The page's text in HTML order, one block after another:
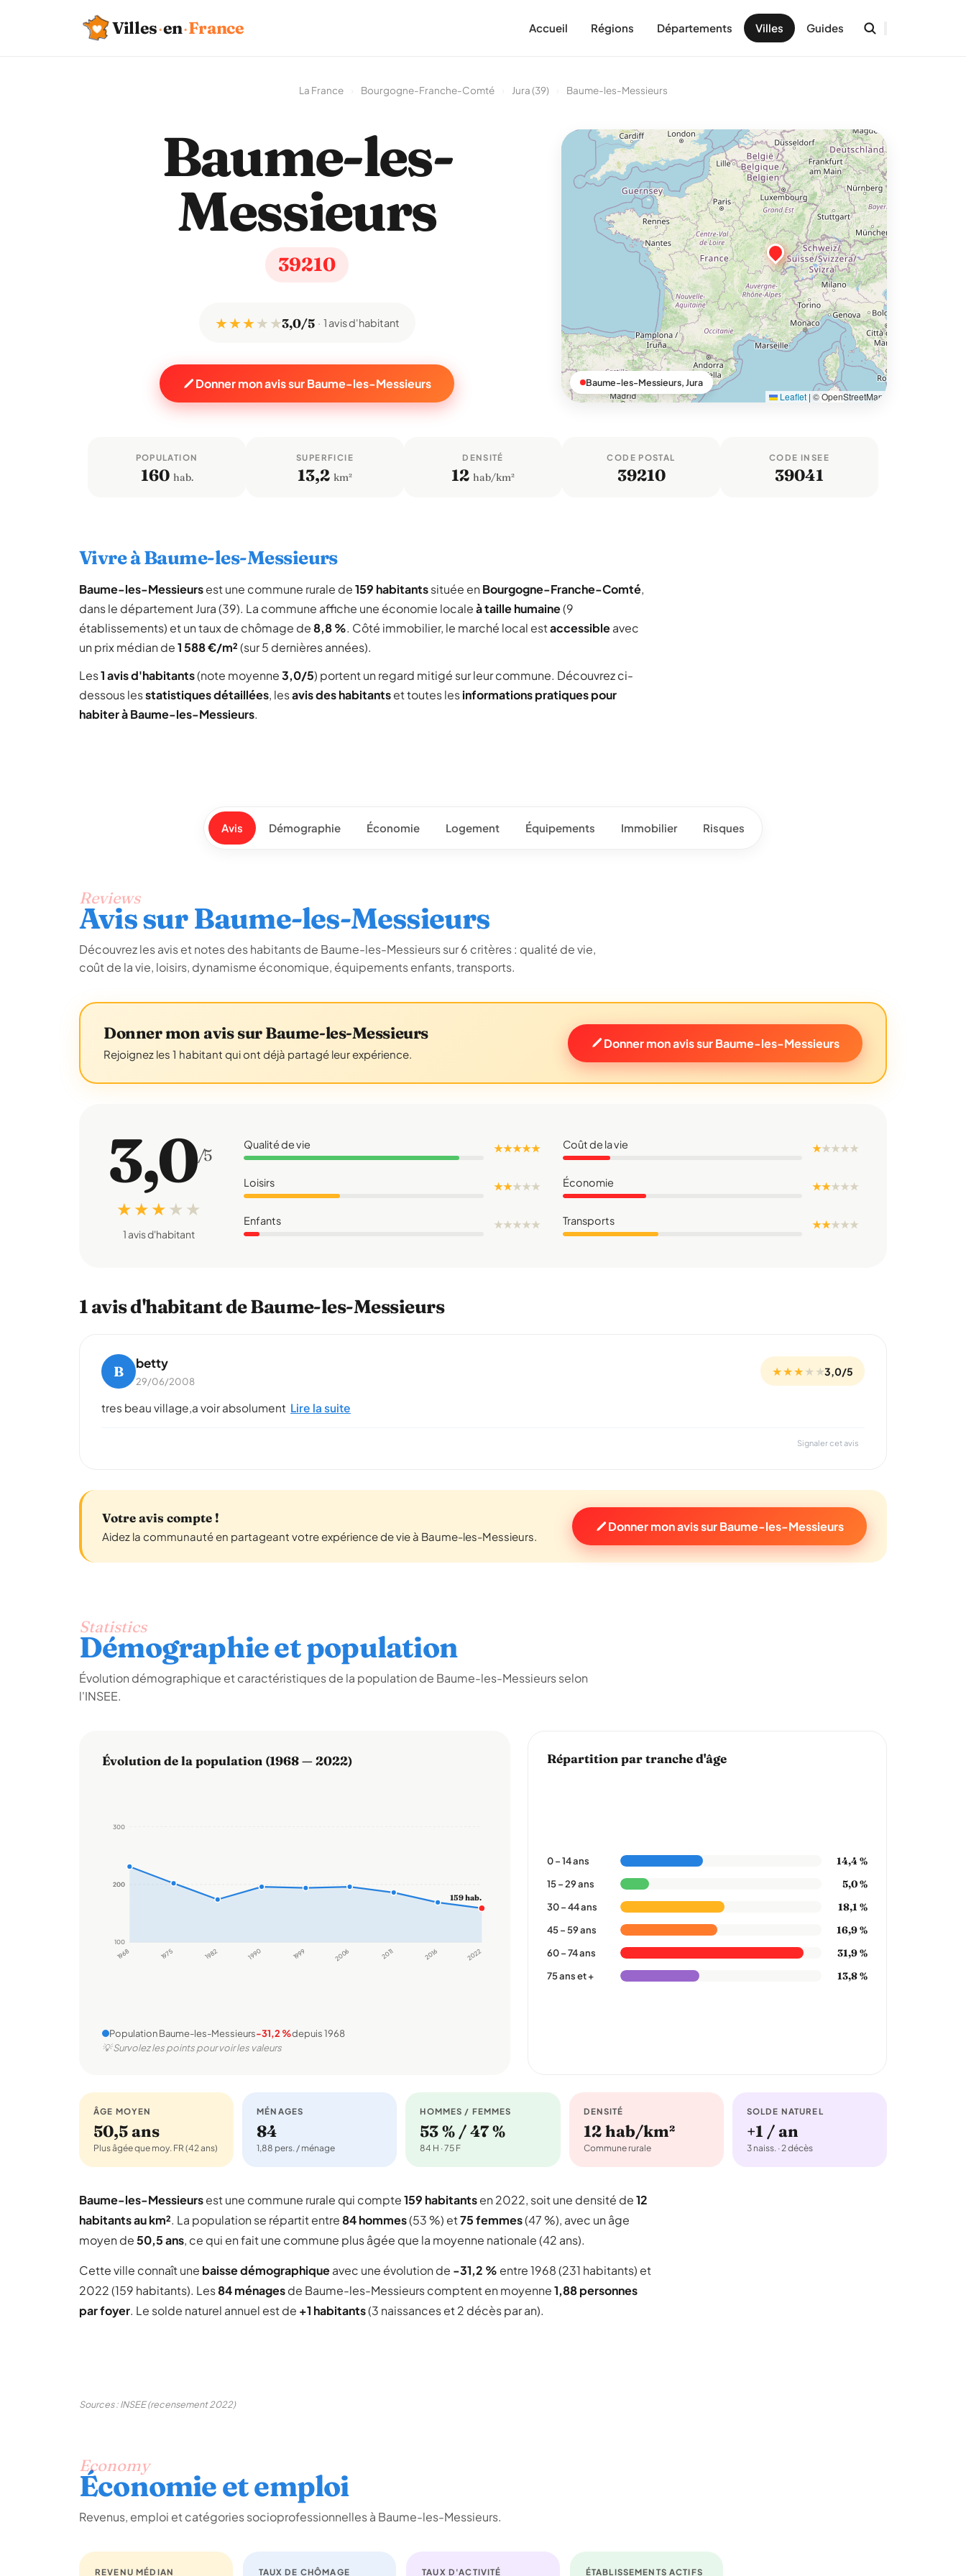
Villes·en·France Accueil Régions Départements Villes Guides
La France Bourgogne-Franche-Comté Jura (39) Baume-les-Messieurs
Baume-les-
Messieurs
39210
★ ★ ★★ ★3,0/5 1 avis d'habitant
Donner mon avis sur Baume-les-Messieurs
Leaflet | © OpenStreetMap
Baume-les-Messieurs, Jura
POPULATION
160 hab.
SUPERFICIE
13,2 km²
DENSITÉ
12 hab/km²
CODE POSTAL
39210
CODE INSEE
39041
Vivre à Baume-les-Messieurs
Baume-les-Messieursest une commune rurale de159 habitantssituée en Bourgogne-Franche-Comté,
dans le département Jura (39). La commune affiche une économie localeà taille humaine(9
établissements) et un taux de chômage de8,8 %. Côté immobilier, le marché local estaccessibleavec
un prix médian de1 588 €/m²(sur 5 dernières années).
Les1 avis d'habitants(note moyenne3,0/5) portent un regard mitigé sur leur commune. Découvrez ci-
dessous lesstatistiques détaillées, lesavis des habitantset toutes lesinformations pratiques pour
habiter à Baume-les-Messieurs.
Avis Démographie Économie Logement Équipements Immobilier Risques
Reviews
Avis sur Baume-les-Messieurs
Découvrez les avis et notes des habitants de Baume-les-Messieurs sur 6 critères : qualité de vie,
coût de la vie, loisirs, dynamisme économique, équipements enfants, transports.
Donner mon avis sur Baume-les-Messieurs
Rejoignez les 1 habitant qui ont déjà partagé leur expérience.
Donner mon avis sur Baume-les-Messieurs
3,0/5
★ ★ ★ ★ ★
1 avis d'habitant
Qualité de vie ★ ★ ★ ★ ★ Coût de la vie ★★★★★
Loisirs ★ ★★★★ Économie ★ ★★★★
Enfants ★★★★★ Transports ★ ★★★★
1 avis d'habitant de Baume-les-Messieurs
B betty
29/06/2008
★ ★ ★★ ★3,0/5
tres beau village,a voir absolument Lire la suite
Signaler cet avis
Votre avis compte !
Aidez la communauté en partageant votre expérience de vie à Baume-les-Messieurs.
Donner mon avis sur Baume-les-Messieurs
Statistics
Démographie et population
Évolution démographique et caractéristiques de la population de Baume-les-Messieurs selon
l'INSEE.
Évolution de la population (1968 — 2022)
100
200
200
300
1968 1975 1982 1990 1999 2006 2011 2016 2022
159 hab.
Population Baume-les-Messieurs-31,2 %depuis 1968
💡 Survolez les points pour voir les valeurs
Répartition par tranche d'âge
0 – 14 ans 14,4 %
15 – 29 ans 5,0 %
30 – 44 ans 18,1 %
45 – 59 ans 16,9 %
60 – 74 ans 31,9 %
75 ans et + 13,8 %
ÂGE MOYEN
50,5 ans
Plus âgée que moy. FR (42 ans)
MÉNAGES
84
1,88 pers. / ménage
HOMMES / FEMMES
53 % / 47 %
84 H · 75 F
DENSITÉ
12 hab/km²
Commune rurale
SOLDE NATUREL
+1 / an
3 naiss. · 2 décès
Baume-les-Messieursest une commune rurale qui compte159 habitantsen 2022, soit une densité de12
habitants au km². La population se répartit entre84 hommes(53 %) et75 femmes(47 %), avec un âge
moyen de50,5 ans, ce qui en fait une commune plus âgée que la moyenne nationale (42 ans).
Cette ville connaît une baisse démographiqueavec une évolution de -31,2 % entre 1968 (231 habitants) et
2022 (159 habitants). Les84 ménagesde Baume-les-Messieurs comptent en moyenne1,88 personnes
par foyer. Le solde naturel annuel est de +1 habitants(3 naissances et 2 décès par an).
Sources : INSEE (recensement 2022)
Economy
Économie et emploi
Revenus, emploi et catégories socioprofessionnelles à Baume-les-Messieurs.
REVENU MÉDIAN TAUX DE CHÔMAGE TAUX D'ACTIVITÉ ÉTABLISSEMENTS ACTIFS